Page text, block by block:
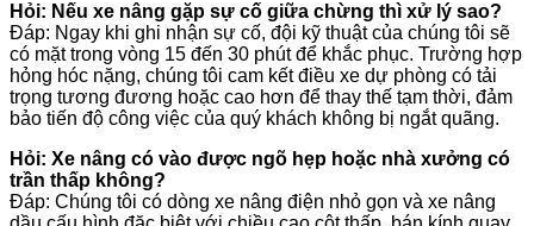
Hỏi: Nếu xe nâng gặp sự cố giữa chừng thì xử lý sao?
Đáp: Ngay khi ghi nhận sự cố, đội kỹ thuật của chúng tôi sẽ
có mặt trong vòng 15 đến 30 phút để khắc phục. Trường hợp
hỏng hóc nặng, chúng tôi cam kết điều xe dự phòng có tải
trọng tương đương hoặc cao hơn để thay thế tạm thời, đảm
bảo tiến độ công việc của quý khách không bị ngắt quãng.
Hỏi: Xe nâng có vào được ngõ hẹp hoặc nhà xưởng có
trần thấp không?
Đáp: Chúng tôi có dòng xe nâng điện nhỏ gọn và xe nâng